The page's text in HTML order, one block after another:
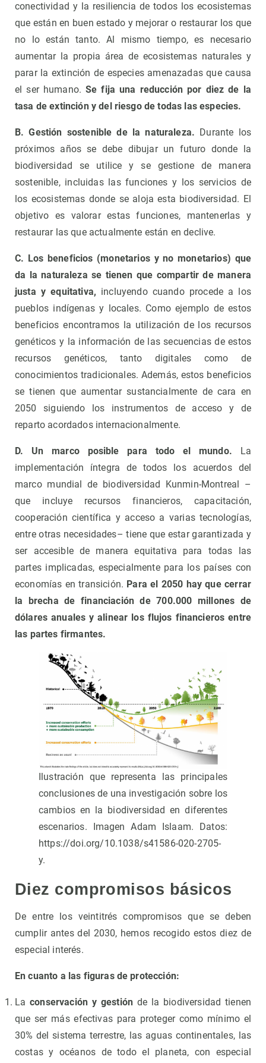
conectividad y la resiliencia de todos los ecosistemas
que están en buen estado y mejorar o restaurar los que
no lo están tanto. Al mismo tiempo, es necesario
aumentar la propia área de ecosistemas naturales y
parar la extinción de especies amenazadas que causa
el ser humano.Se fija una reducción por diez de la
tasa de extinción y del riesgo de todas las especies.
B. Gestión sostenible de la naturaleza. Durante los
próximos años se debe dibujar un futuro donde la
biodiversidad se utilice y se gestione de manera
sostenible, incluidas las funciones y los servicios de
los ecosistemas donde se aloja esta biodiversidad. El
objetivo es valorar estas funciones, mantenerlas y
restaurar las que actualmente están en declive.
C. Los beneficios (monetarios y no monetarios) que
da la naturaleza se tienen que compartir de manera
justa y equitativa, incluyendo cuando procede a los
pueblos indígenas y locales. Como ejemplo de estos
beneficios encontramos la utilización de los recursos
genéticos y la información de las secuencias de estos
recursos genéticos, tanto digitales como de
conocimientos tradicionales. Además, estos beneficios
se tienen que aumentar sustancialmente de cara en
2050 siguiendo los instrumentos de acceso y de
reparto acordados internacionalmente.
D. Un marco posible para todo el mundo.
La
implementación íntegra de todos los acuerdos del
marco mundial de biodiversidad Kunmin-Montreal –
que incluye recursos financieros, capacitación,
cooperación científica y acceso a varias tecnologías,
entre otras necesidades– tiene que estar garantizada y
ser accesible de manera equitativa para todas las
partes implicadas, especialmente para los países con
economías en transición. Para el 2050 hay que cerrar
la brecha de financiación de 700.000 millones de
dólares anuales y alinear los flujos financieros entre
las partes firmantes.
Ilustración que representa las principales
conclusiones de una investigación sobre los
cambios en la biodiversidad en diferentes
escenarios. Imagen Adam Islaam. Datos:
https://doi.org/10.1038/s41586-020-2705-
y.
Diez compromisos básicos
De entre los veintitrés compromisos que se deben
cumplir antes del 2030, hemos recogido estos diez de
especial interés.
En cuanto a las figuras de protección:
Laconservación y gestión de la biodiversidad tienen
que ser más efectivas para proteger como mínimo el
30% del sistema terrestre, las aguas continentales, las
costas y océanos de todo el planeta, con especial